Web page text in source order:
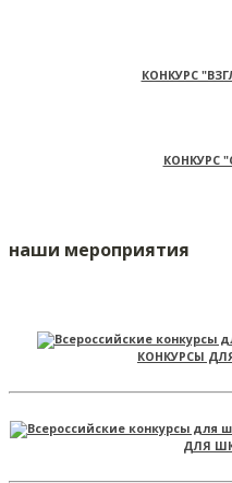
КОНКУРС
КОНКУРС
наши мероприятия
КОНКУРСЫ
ДЛЯ